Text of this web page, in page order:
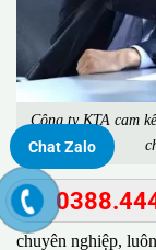
Công ty KTA cam
Đặc biệt, đội ngũ
chuyên nghiệp,
Chat Zalo